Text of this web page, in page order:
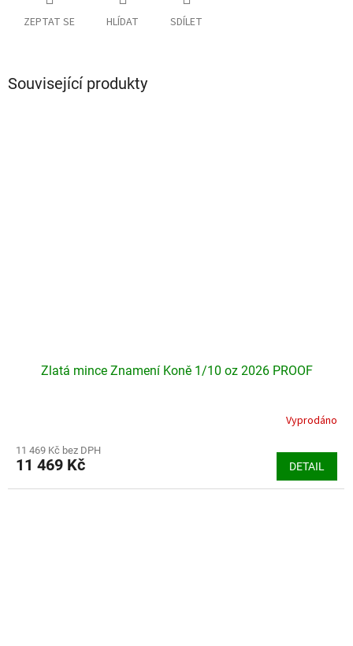
ZEPTAT SE HLÍDAT SDÍLET
Související produkty
Zlatá mince Znamení Koně 1/10 oz 2026 PROOF
Vyprodáno
11 469 Kč bez DPH
11 469 Kč DETAIL